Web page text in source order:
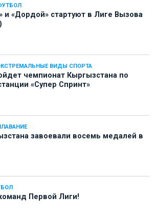
и «Дордой» стартуют в Лиге Вызова
ВИДЫ СПОРТА
чемпионат Кыргызстана по
«Супер Спринт»
завоевали восемь медалей в
Первой Лиги!